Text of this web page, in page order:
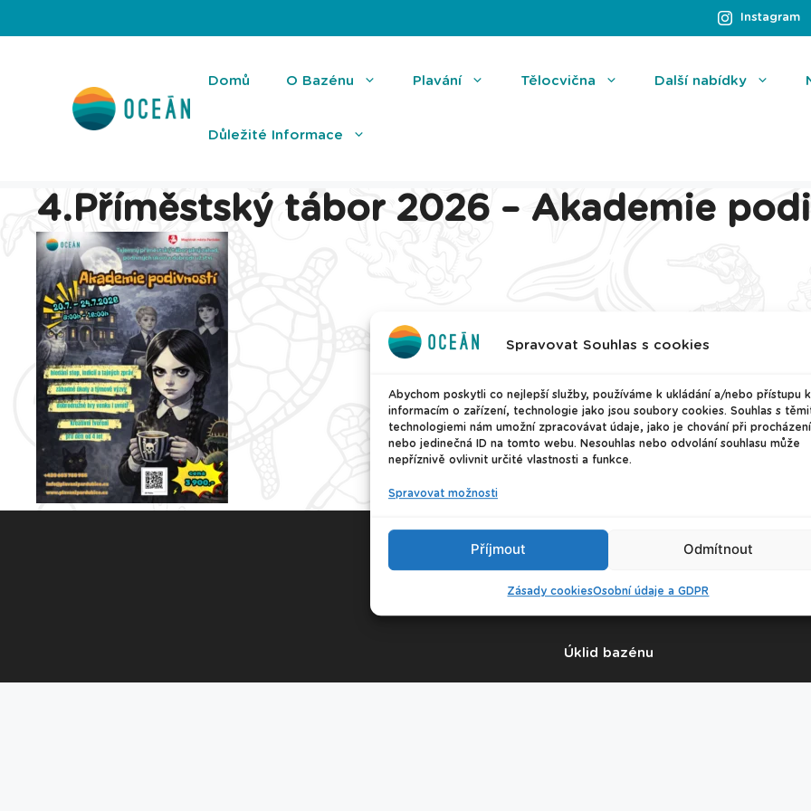
Spravovat Souhlas s cookies
Abychom poskytli co nejlepší služby, používáme k ukládání a/nebo přístupu k
informacím o zařízení, technologie jako jsou soubory cookies. Souhlas s
technologiemi nám umožní zpracovávat údaje, jako je chování při procházení
nebo jedinečná ID na tomto webu. Nesouhlas nebo odvolání souhlasu může
nepříznivě ovlivnit určité vlastnosti a funkce.
Spravovat možnosti
Příjmout Odmítnout
Zásady cookiesOsobní údaje a GDPR
na
Instagram
Domů O Bazénu Plavání Tělocvična Další nabídky
Důležité Informace
4.Příměstský tábor 2026 – Akademie
© 2026 Plavecké centrum Oceán
Nastavení cookies
Úklid bazénu